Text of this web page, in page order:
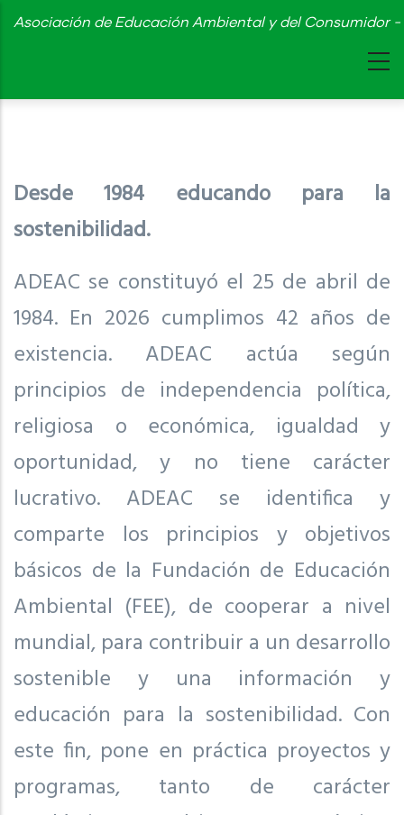
Skip
content
Asociación de Educación Ambiental y del Consumidor
Desde 1984 educando para la
sostenibilidad.
ADEAC se constituyó el 25 de abril de
1984. En 2026 cumplimos 42 años de
existencia. ADEAC actúa según
principios de independencia política,
religiosa o económica, igualdad y
oportunidad, y no tiene carácter
lucrativo. ADEAC se identifica y
comparte los principios y objetivos
básicos de la Fundación de Educación
Ambiental (FEE), de cooperar a nivel
mundial, para contribuir a un desarrollo
sostenible y una información y
educación para la sostenibilidad. Con
este fin, pone en práctica proyectos y
programas, tanto de carácter